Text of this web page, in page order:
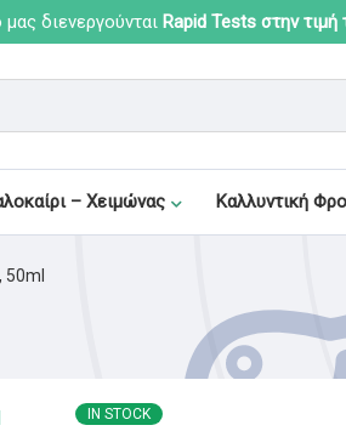
διενεργούνται Rapid Tests στην τιμή
– Χειμώνας Καλλυντική
50ml
IN STOCK